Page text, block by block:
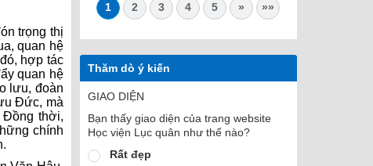
trọng thị
quan hệ
hợp tác
quan hệ
lưu, đoàn
Đức, mà
Đồng thời,
chính
1 2 3 4 5 » »»
Thăm dò ý kiến
GIAO DIỆN
Bạn thấy giao diện của trang website
Học viện Lục quân như thế nào?
Rất đẹp